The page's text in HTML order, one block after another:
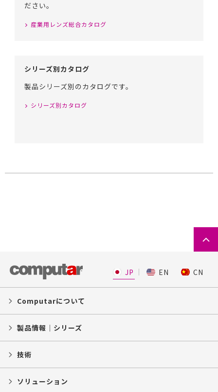
ださい。
産業用レンズ総合カタログ
シリーズ別カタログ
製品シリーズ別のカタログです。
シリーズ別カタログ
JP EN CN
Computarについて
製品情報｜シリーズ
技術
ソリューション